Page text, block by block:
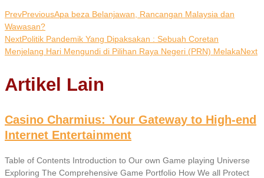
PrevPreviousApa beza Belanjawan, Rancangan Malaysia dan
Wawasan?
NextPolitik Pandemik Yang Dipaksakan : Sebuah Coretan
Menjelang Hari Mengundi di Pilihan Raya Negeri (PRN) MelakaNext
Artikel Lain
Casino Charmius: Your Gateway to High-end
Internet Entertainment
Table of Contents Introduction to Our own Game playing Universe
Exploring The Comprehensive Game Portfolio How We all Protect